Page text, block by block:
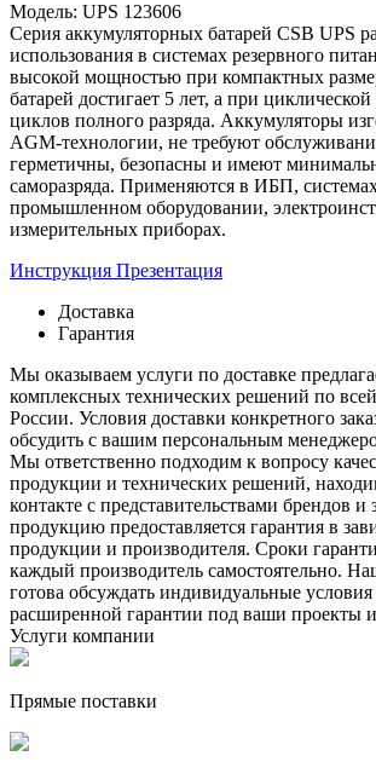
Модель: UPS 123606
Серия аккумуляторных батарей CSB UPS
использования в системах резервного
высокой мощностью при компактных
батарей достигает 5 лет, а при
циклов полного разряда. Аккумуляторы
AGM-технологии, не требуют
герметичны, безопасны и имеют
саморазряда. Применяются в ИБП,
промышленном оборудовании,
измерительных приборах.
Инструкция Презентация
Доставка
Гарантия
Мы оказываем услуги по доставке
комплексных технических решений по
России. Условия доставки конкретного
обсудить с вашим персональным
Мы ответственно подходим к вопросу
продукции и технических решений,
контакте с представительствами брендов
продукцию предоставляется гарантия в
продукции и производителя. Сроки
каждый производитель самостоятельно.
готова обсуждать индивидуальные
расширенной гарантии под ваши проекты и
Услуги компании
Прямые поставки